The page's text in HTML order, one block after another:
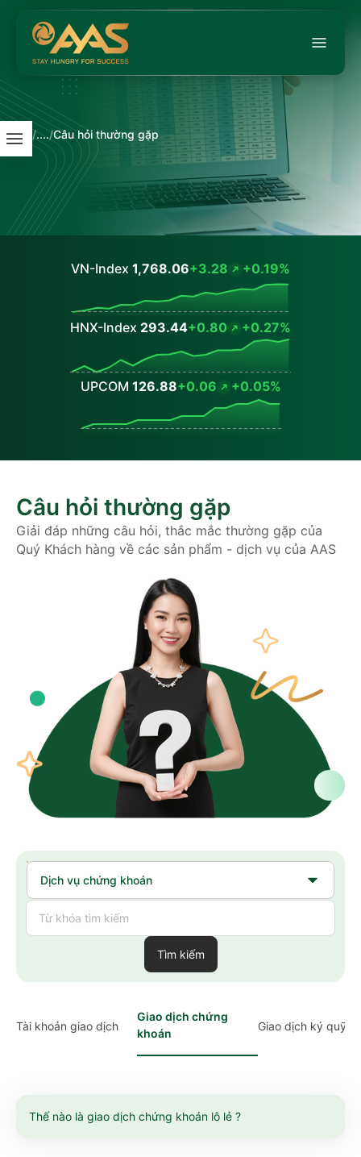
/..../Câu hỏi thường gặp
VN-Index 1,768.06+3.28 +0.19%
HNX-Index 293.44+0.80 +0.27%
UPCOM 126.88+0.06 +0.05%
Câu hỏi thường gặp
Giải đáp những câu hỏi, thắc mắc thường gặp của
Quý Khách hàng về các sản phẩm - dịch vụ của AAS
Tìm kiếm
Tài khoản giao dịch
Giao dịch chứng
khoán
Giao dịch ký quỹ
Thế nào là giao dịch chứng khoán lô lẻ ?